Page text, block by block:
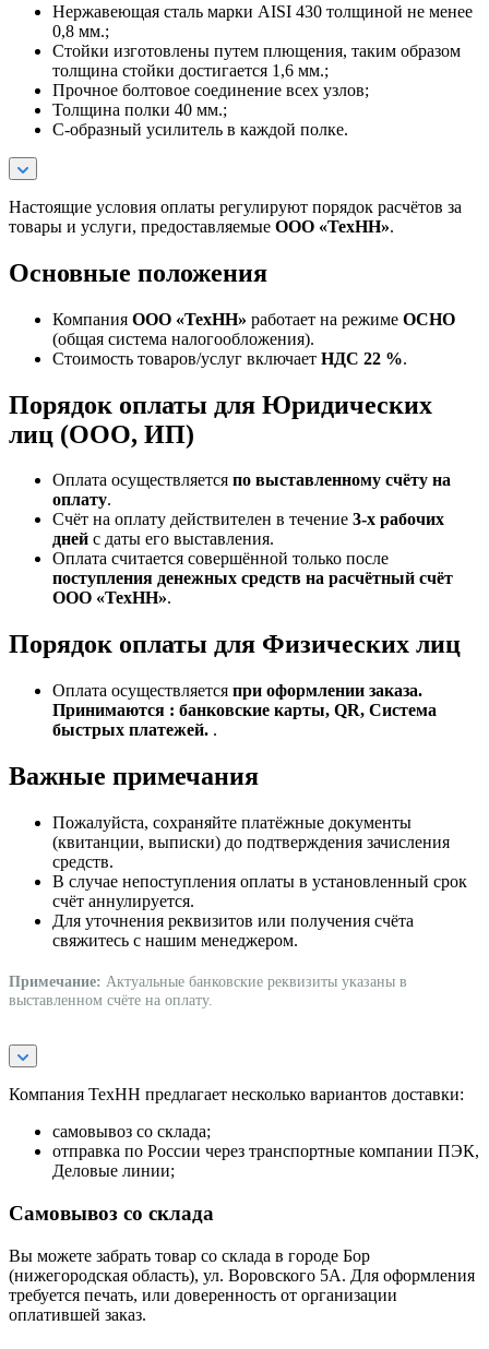
Нержавеющая сталь марки AISI 430 толщиной не менее
0,8 мм.;
Стойки изготовлены путем плющения, таким образом
толщина стойки достигается 1,6 мм.;
Прочное болтовое соединение всех узлов;
Толщина полки 40 мм.;
С-образный усилитель в каждой полке.
Настоящие условия оплаты регулируют порядок расчётов за
товары и услуги, предоставляемые ООО «ТехНН».
Основные положения
Компания ООО «ТехНН» работает на режиме ОСНО
(общая система налогообложения).
Стоимость товаров/услуг включает НДС 22 %.
Порядок оплаты для Юридических
лиц (ООО, ИП)
Оплата осуществляется по выставленному счёту на
оплату.
Счёт на оплату действителен в течение 3‑х рабочих
дней с даты его выставления.
Оплата считается совершённой только после
поступления денежных средств на расчётный счёт
ООО «ТехНН».
Порядок оплаты для Физических лиц
Оплата осуществляется при оформлении заказа.
Принимаются : банковские карты, QR, Система
быстрых платежей. .
Важные примечания
Пожалуйста, сохраняйте платёжные документы
(квитанции, выписки) до подтверждения зачисления
средств.
В случае непоступления оплаты в установленный срок
счёт аннулируется.
Для уточнения реквизитов или получения счёта
свяжитесь с нашим менеджером.
Примечание: Актуальные банковские реквизиты указаны в
выставленном счёте на оплату.
Компания ТехНН предлагает несколько вариантов доставки:
самовывоз со склада;
отправка по России через транспортные компании ПЭК,
Деловые линии;
Самовывоз со склада
Вы можете забрать товар со склада в городе Бор
(нижегородская область), ул. Воровского 5А. Для оформления
требуется печать, или доверенность от организации
оплатившей заказ.